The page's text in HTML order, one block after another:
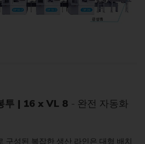
투 | 16 x VL 8 - 완전 자동화
구성된 복잡한 생산 라인은 대형 배치